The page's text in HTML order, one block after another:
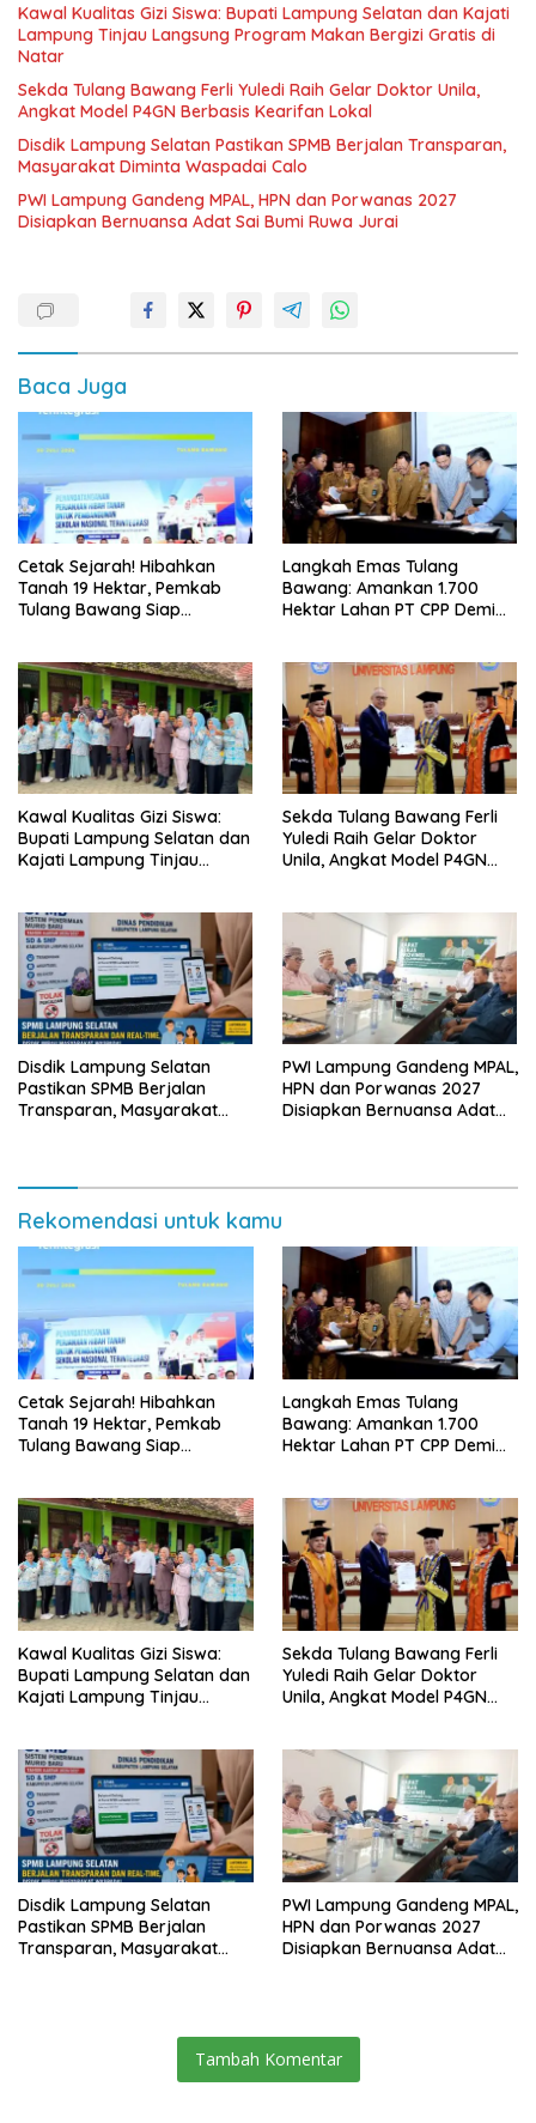
Kawal Kualitas Gizi Siswa: Bupati Lampung Selatan dan Kajati
Lampung Tinjau Langsung Program Makan Bergizi Gratis di
Natar
Sekda Tulang Bawang Ferli Yuledi Raih Gelar Doktor Unila,
Angkat Model P4GN Berbasis Kearifan Lokal
Disdik Lampung Selatan Pastikan SPMB Berjalan Transparan,
Masyarakat Diminta Waspadai Calo
PWI Lampung Gandeng MPAL, HPN dan Porwanas 2027
Disiapkan Bernuansa Adat Sai Bumi Ruwa Jurai
Baca Juga
Cetak Sejarah! Hibahkan
Tanah 19 Hektar, Pemkab
Tulang Bawang Siap
Lampung
Langkah Emas Tulang
Bawang: Amankan 1.700
Hektar Lahan PT CPP Demi
Kawal Kualitas Gizi Siswa:
Bupati Lampung Selatan dan
Kajati Lampung Tinjau
Sekda Tulang Bawang Ferli
Yuledi Raih Gelar Doktor
Unila, Angkat Model P4GN
Disdik Lampung Selatan
Pastikan SPMB Berjalan
Transparan, Masyarakat
PWI Lampung Gandeng MPAL,
HPN dan Porwanas 2027
Disiapkan Bernuansa Adat
Rekomendasi untuk kamu
Cetak Sejarah! Hibahkan
Tanah 19 Hektar, Pemkab
Tulang Bawang Siap
Lampung
Langkah Emas Tulang
Bawang: Amankan 1.700
Hektar Lahan PT CPP Demi
Kawal Kualitas Gizi Siswa:
Bupati Lampung Selatan dan
Kajati Lampung Tinjau
Sekda Tulang Bawang Ferli
Yuledi Raih Gelar Doktor
Unila, Angkat Model P4GN
Disdik Lampung Selatan
Pastikan SPMB Berjalan
Transparan, Masyarakat
PWI Lampung Gandeng MPAL,
HPN dan Porwanas 2027
Disiapkan Bernuansa Adat
Tambah Komentar